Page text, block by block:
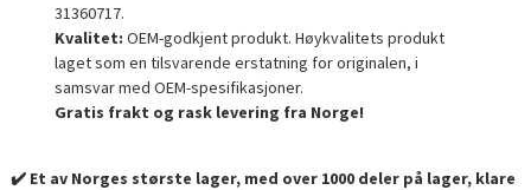
31360717.
Kvalitet: OEM-godkjent produkt. Høykvalitets produkt
laget som en tilsvarende erstatning for originalen, i
samsvar med OEM-spesifikasjoner.
Gratis frakt og rask levering fra Norge!
✔️ Et av Norges største lager, med over 1000 deler på lager, klare